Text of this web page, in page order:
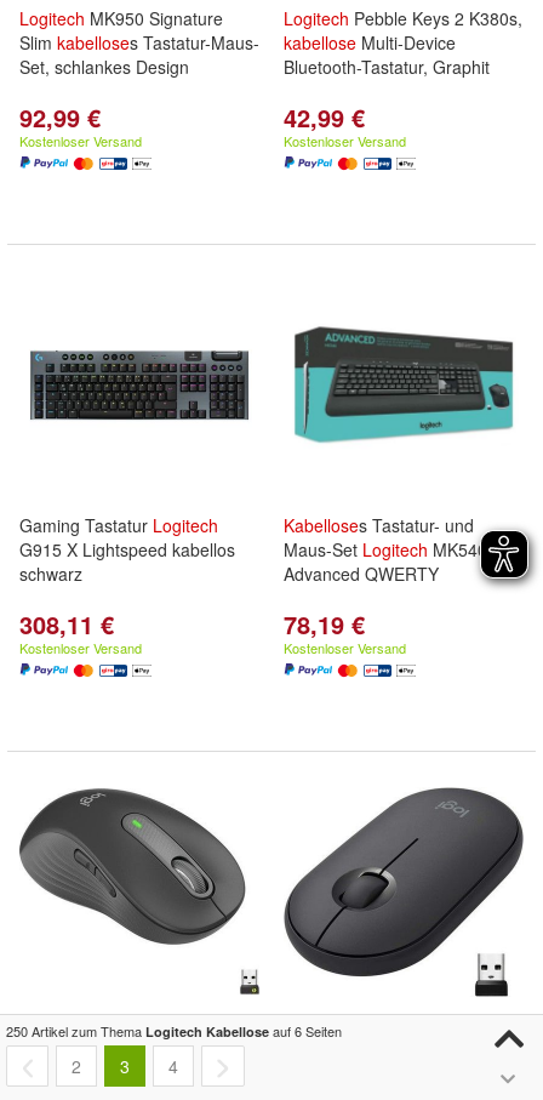
Logitech MK950 Signature
Slim kabelloses Tastatur-Maus-
Set, schlankes Design
92,99 €
Kostenloser Versand
Logitech Pebble Keys 2 K380s,
kabellose Multi-Device
Bluetooth-Tastatur, Graphit
42,99 €
Kostenloser Versand
Gaming Tastatur Logitech
G915 X Lightspeed kabellos
schwarz
308,11 €
Kostenloser Versand
Kabelloses Tastatur- und
Maus-Set Logitech MK540
Advanced QWERTY
78,19 €
Kostenloser Versand
LogitechSignature M650 L
Left
Kabellose Maus - für
große linke Hände, Leise
Logitech
2.4 GHz Verbindung - Graphit
250 Artikel zum Thema Logitech Kabellose auf 6 Seiten
2 3 4